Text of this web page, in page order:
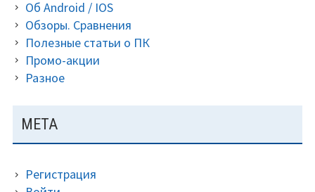
Об Android / IOS
Обзоры. Сравнения
Полезные статьи о ПК
Промо-акции
Разное
МЕТА
Регистрация